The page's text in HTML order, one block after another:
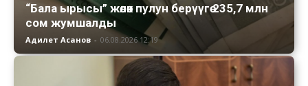
“Бала ырысы” жөлөк пулун берүүгө 235,7 млн
сом жумшалды
Адилет Асанов - 06.08.2026 12:19